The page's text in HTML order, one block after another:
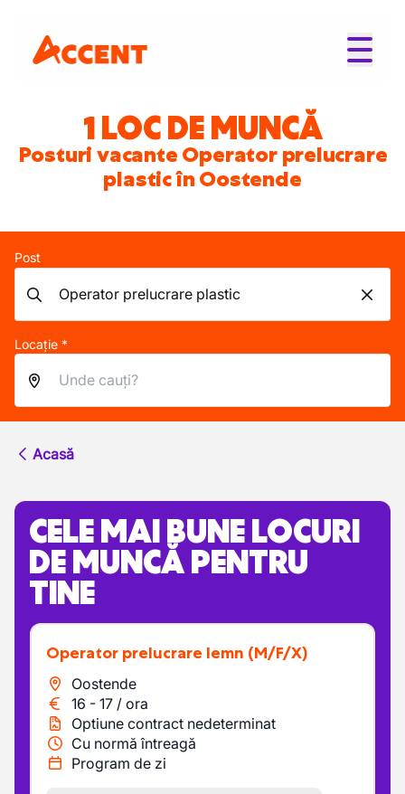
1 LOC DE MUNCĂ
Posturi vacante Operator prelucrare
plastic în Oostende
Post
Locație *
Acasă
CELE MAI BUNE LOCURI
DE MUNCĂ PENTRU
TINE
Operator prelucrare lemn (M/F/X)
Oostende
16 - 17 / ora
Optiune contract nedeterminat
Cu normă întreagă
Program de zi